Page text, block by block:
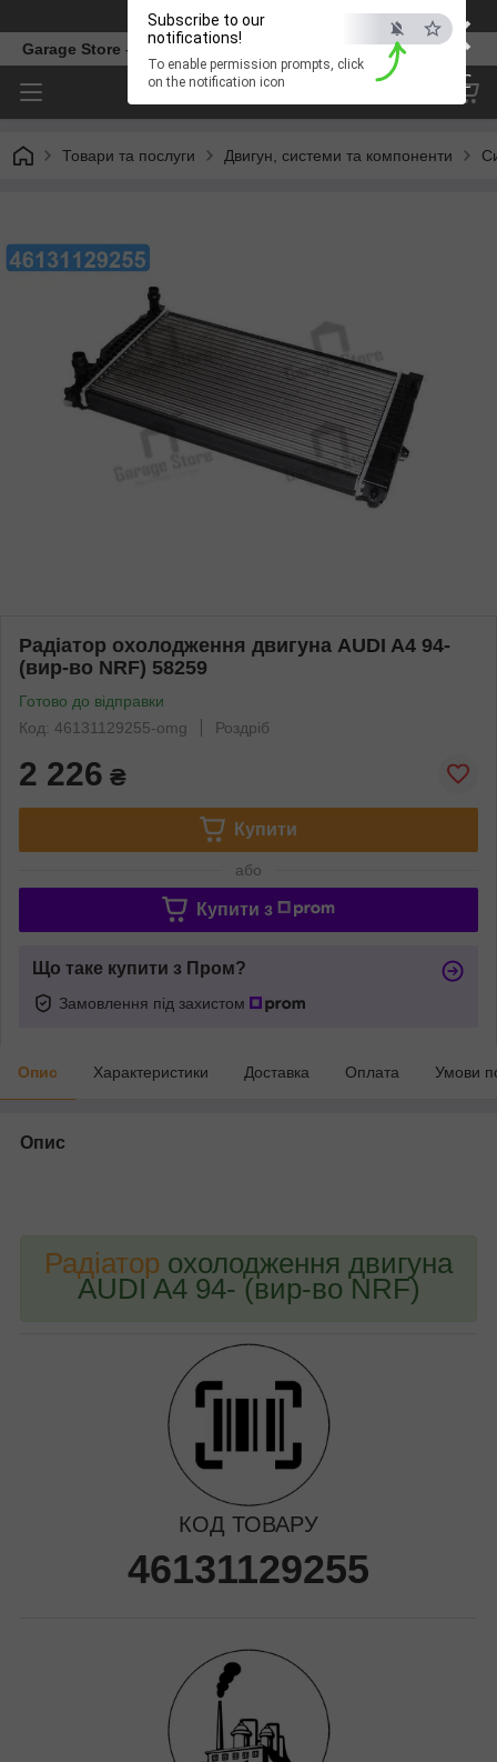
×
ESC
Subscribe to our
notifications!
To enable permission prompts, click
on the notification icon
Телефон
Garage Store – інтернет магазин автозапчастин.
Товари та послуги Двигун, системи та компоненти
Радіатор охолодження двигуна AUDI A4 94-
(вир-во NRF) 58259
Готово до відправки
Код: 46131129255-omg
Роздріб
2 226 ₴
Купити
або
Купити з
Що таке купити з Пром?
Замовлення під захистом
Опис Характеристики Доставка Оплата Умови
Опис
Радіатор охолодження двигуна
AUDI A4 94- (вир-во NRF)
КОД ТОВАРУ
46131129255